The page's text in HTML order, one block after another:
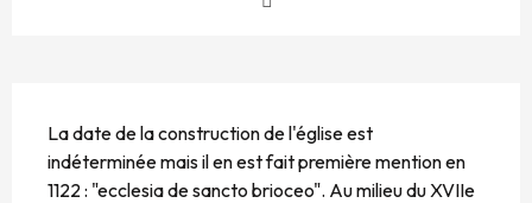
La date de la construction de l'église est
indéterminée mais il en est fait première mention en
1122 : "ecclesia de sancto brioceo". Au milieu du XVIIe